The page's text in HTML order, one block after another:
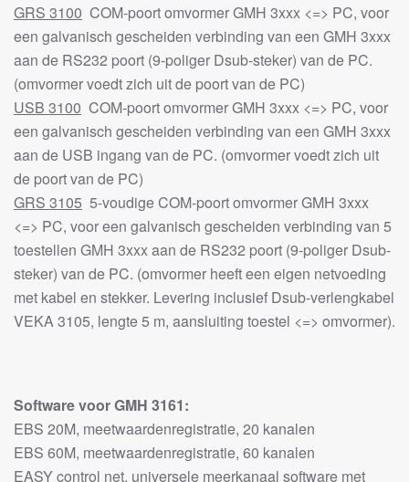
GRS 3100 COM-poort omvormer GMH 3xxx <=> PC, voor
een galvanisch gescheiden verbinding van een GMH 3xxx
aan de RS232 poort (9-poliger Dsub-steker) van de PC.
(omvormer voedt zich uit de poort van de PC)
USB 3100 COM-poort omvormer GMH 3xxx <=> PC, voor
een galvanisch gescheiden verbinding van een GMH 3xxx
aan de USB ingang van de PC. (omvormer voedt zich uit
de poort van de PC)
GRS 3105 5-voudige COM-poort omvormer GMH 3xxx
<=> PC, voor een galvanisch gescheiden verbinding van 5
toestellen GMH 3xxx aan de RS232 poort (9-poliger Dsub-
steker) van de PC. (omvormer heeft een eigen netvoeding
met kabel en stekker. Levering inclusief Dsub-verlengkabel
VEKA 3105, lengte 5 m, aansluiting toestel <=> omvormer).
Software voor GMH 3161:
EBS 20M, meetwaardenregistratie, 20 kanalen
EBS 60M, meetwaardenregistratie, 60 kanalen
EASY control net, universele meerkanaal software met